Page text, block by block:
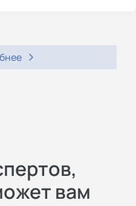
вам